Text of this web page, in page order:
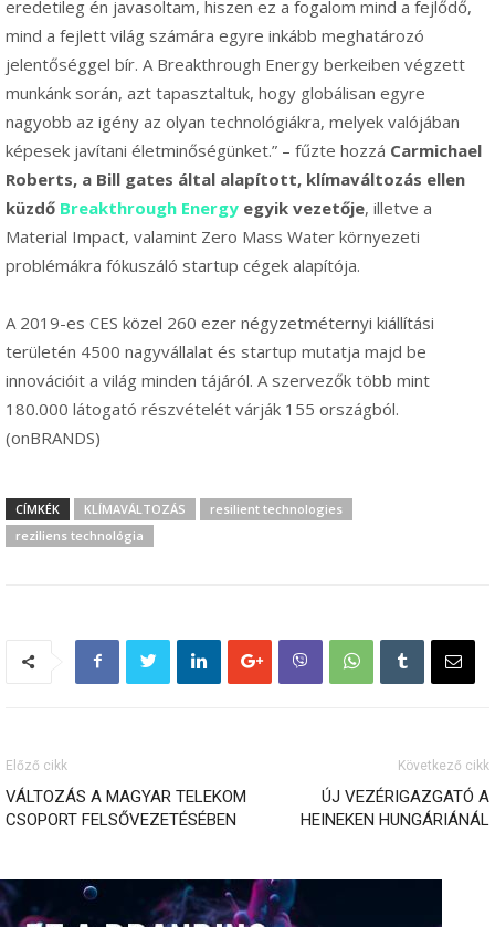
eredetileg én javasoltam, hiszen ez a fogalom mind a fejlődő,
mind a fejlett világ számára egyre inkább meghatározó
jelentőséggel bír. A Breakthrough Energy berkeiben végzett
munkánk során, azt tapasztaltuk, hogy globálisan egyre
nagyobb az igény az olyan technológiákra, melyek valójában
képesek javítani életminőségünket.” – fűzte hozzá Carmichael
Roberts, a Bill gates által alapított, klímaváltozás ellen
küzdő Breakthrough Energy egyik vezetője, illetve a
Material Impact, valamint Zero Mass Water környezeti
problémákra fókuszáló startup cégek alapítója.
A 2019-es CES közel 260 ezer négyzetméternyi kiállítási
területén 4500 nagyvállalat és startup mutatja majd be
innovációit a világ minden tájáról. A szervezők több mint
180.000 látogató részvételét várják 155 országból.
(onBRANDS)
CÍMKÉK KLÍMAVÁLTOZÁS
resilient technologies
reziliens technológia
Előző cikk
VÁLTOZÁS A MAGYAR TELEKOM
CSOPORT FELSŐVEZETÉSÉBEN
Következő cikk
ÚJ VEZÉRIGAZGATÓ A
HEINEKEN HUNGÁRIÁNÁL